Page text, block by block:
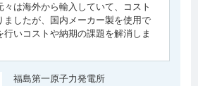
々は海外から輸入していて、コスト
ましたが、国内メーカー製を使用で
行いコストや納期の課題を解消しま
福島第一原子力発電所